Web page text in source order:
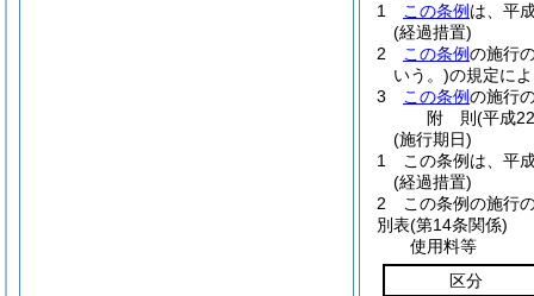
1
この条例 は、平
(経過措置)
2
この条例の施行
いう。)の規定に
3
この条例の施行
附 則(平成
(施行期日)
1
この条例は、平
(経過措置)
2
この条例の施行
別表(第14条関係)
使用料等
区分